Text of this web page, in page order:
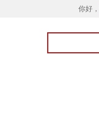
你好，